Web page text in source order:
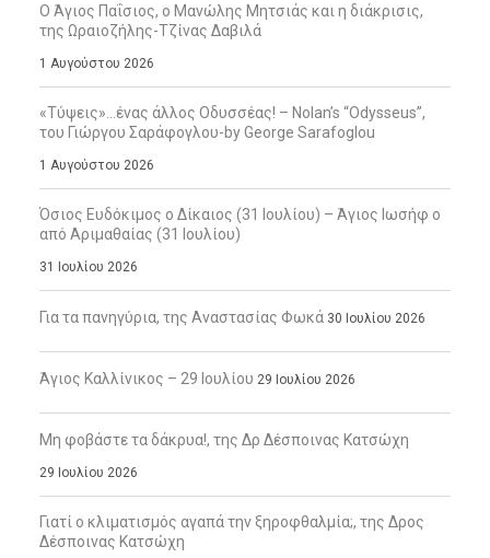
Ο Άγιος Παΐσιος, ο Μανώλης Μητσιάς και η διάκρισις,
της Ωραιοζήλης-Τζίνας Δαβιλά
1 Αυγούστου 2026
«Τύψεις»…ένας άλλος Οδυσσέας! – Nolan’s “Odysseus”,
του Γιώργου Σαράφογλου-by George Sarafoglou
1 Αυγούστου 2026
Όσιος Ευδόκιμος ο Δίκαιος (31 Ιουλίου) – Άγιος Ιωσήφ ο
από Αριμαθαίας (31 Ιουλίου)
31 Ιουλίου 2026
Για τα πανηγύρια, της Αναστασίας Φωκά 30 Ιουλίου 2026
Άγιος Καλλίνικος – 29 Ιουλίου 29 Ιουλίου 2026
Μη φοβάστε τα δάκρυα!, της Δρ Δέσποινας Κατσώχη
29 Ιουλίου 2026
Γιατί ο κλιματισμός αγαπά την ξηροφθαλμία;, της Δρος
Δέσποινας Κατσώχη